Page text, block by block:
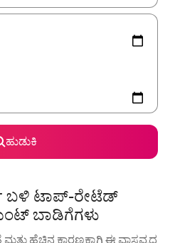
ಹುಡುಕಿ
ಬಳಿ ಟಾಪ್-ರೇಟೆಡ್
ಬಾಡಿಗೆಗಳು
ಮತ್ತು ಹೆಚ್ಚಿನ ಕಾರಣಕ್ಕಾಗಿ ಈ ವಾಸ್ತವ್ಯದ